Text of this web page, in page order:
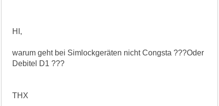
HI,
warum geht bei Simlockgeräten nicht Congsta ???Oder
Debitel D1 ???
THX